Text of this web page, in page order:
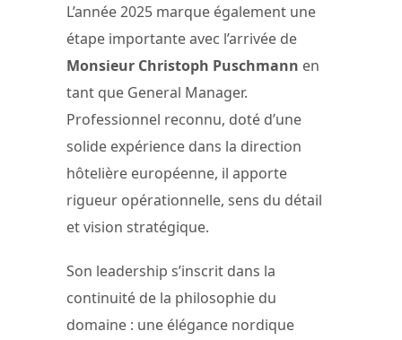
L’année 2025 marque également une
étape importante avec l’arrivée de
Monsieur Christoph Puschmann en
tant que General Manager.
Professionnel reconnu, doté d’une
solide expérience dans la direction
hôtelière européenne, il apporte
rigueur opérationnelle, sens du détail
et vision stratégique.
Son leadership s’inscrit dans la
continuité de la philosophie du
domaine : une élégance nordique